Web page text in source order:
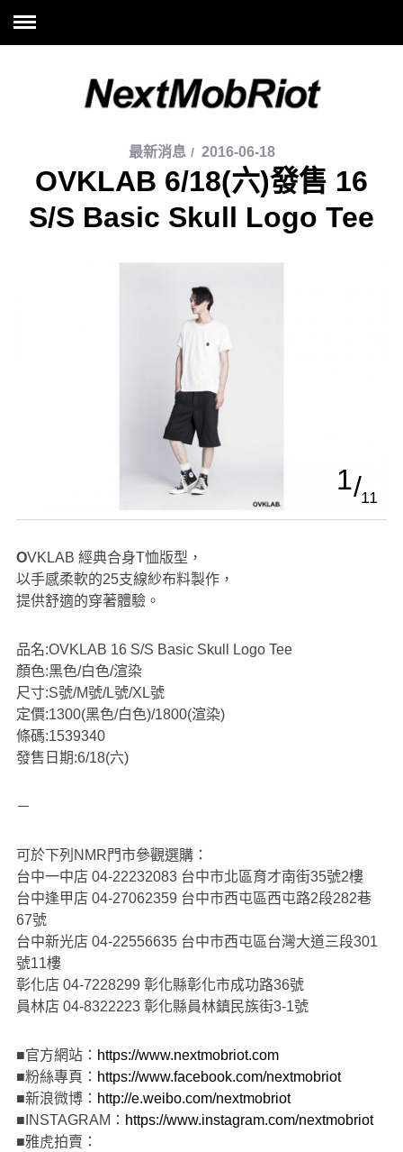
最新消息 2016-06-18
OVKLAB 6/18(六)發售 16
S/S Basic Skull Logo Tee
1
11
OVKLAB 經典合身T恤版型，
以手感柔軟的25支線紗布料製作，
提供舒適的穿著體驗。
品名:OVKLAB 16 S/S Basic Skull Logo Tee
顏色:黑色/白色/渲染
尺寸:S號/M號/L號/XL號
定價:1300(黑色/白色)/1800(渲染)
條碼:1539340
發售日期:6/18(六)
－
可於下列NMR門市參觀選購：
台中一中店 04-22232083 台中市北區育才南街35號2樓
台中逢甲店 04-27062359 台中市西屯區西屯路2段282巷
67號
台中新光店 04-22556635 台中市西屯區台灣大道三段301
號11樓
彰化店 04-7228299 彰化縣彰化市成功路36號
員林店 04-8322223 彰化縣員林鎮民族街3-1號
■官方網站： https://www.nextmobriot.com
■粉絲專頁： https://www.facebook.com/nextmobriot
■新浪微博： http://e.weibo.com/nextmobriot
■INSTAGRAM： https://www.instagram.com/nextmobriot
■雅虎拍賣：